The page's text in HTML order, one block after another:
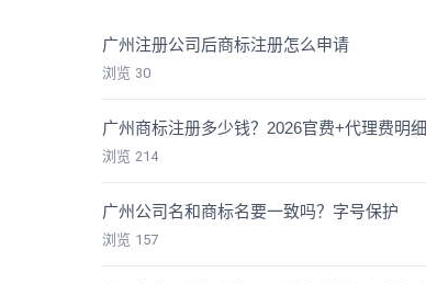
广州注册公司后商标注册怎么申请
浏览 30
广州商标注册多少钱？2026官费+代理费明细
浏览 214
广州公司名和商标名要一致吗？字号保护
浏览 157